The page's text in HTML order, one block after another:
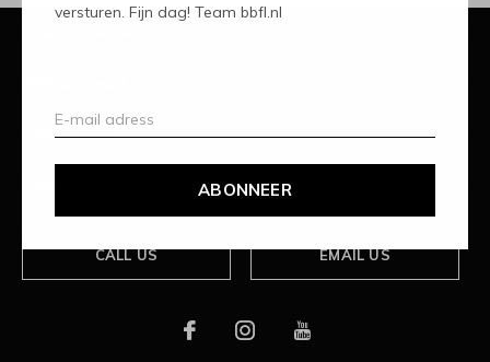
versturen. Fijn dag! Team bbfl.nl
ABONNEER
Categorieën
CALL US EMAIL US